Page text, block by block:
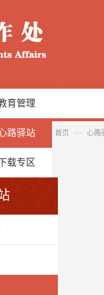
育管理
路驿站
载专区
首页 >> 心路